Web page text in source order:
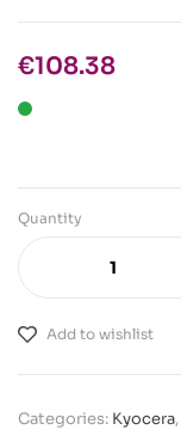
€108.38
Quantity
Add to wishlist
Categories: Kyocera,